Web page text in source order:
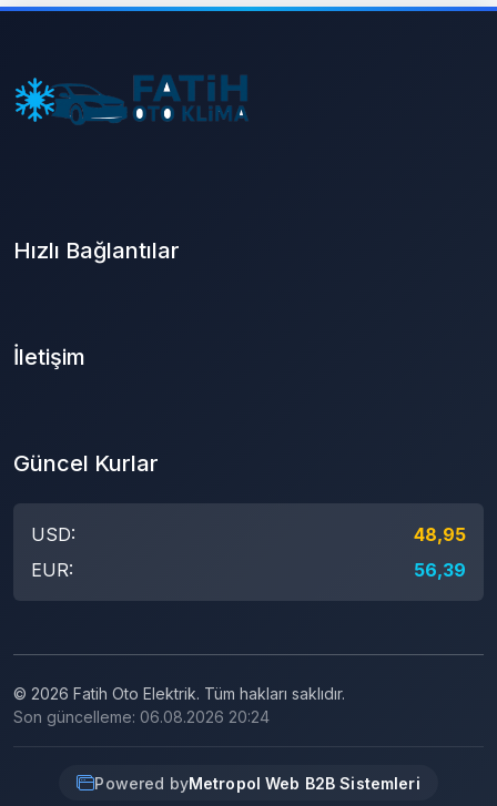
Hızlı Bağlantılar
İletişim
Güncel Kurlar
USD:
48,95
EUR:
56,39
© 2026 Fatih Oto Elektrik. Tüm hakları saklıdır.
Son güncelleme: 06.08.2026 20:24
Powered byMetropol Web B2B Sistemleri